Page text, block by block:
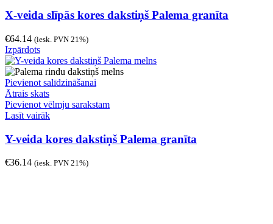
X-veida slīpās kores dakstiņš Palema granīta
€64.14 (iesk. PVN 21%)
Izpārdots
Pievienot salīdzināšanai
Ātrais skats
Pievienot vēlmju sarakstam
Lasīt vairāk
Y-veida kores dakstiņš Palema granīta
€36.14 (iesk. PVN 21%)